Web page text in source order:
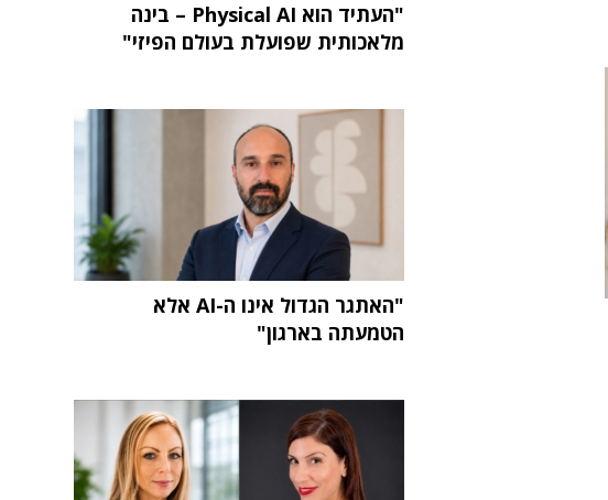
"העתיד הוא Physical AI – בינה
מלאכותית שפועלת בעולם הפיזי"
"האתגר הגדול אינו ה-AI אלא
הטמעתה בארגון"